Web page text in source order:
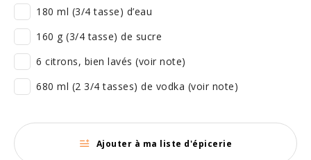
180 ml (3/4 tasse) d’eau
160 g (3/4 tasse) de sucre
6 citrons, bien lavés (voir note)
680 ml (2 3/4 tasses) de vodka (voir note)
Ajouter à ma liste d'épicerie